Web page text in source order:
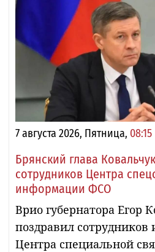
7 августа 2026, Пятница, 08:15
Брянский глава
сотрудников Центра
информации ФСО
Врио губернатора Егор
поздравил сотрудников
Центра специальной